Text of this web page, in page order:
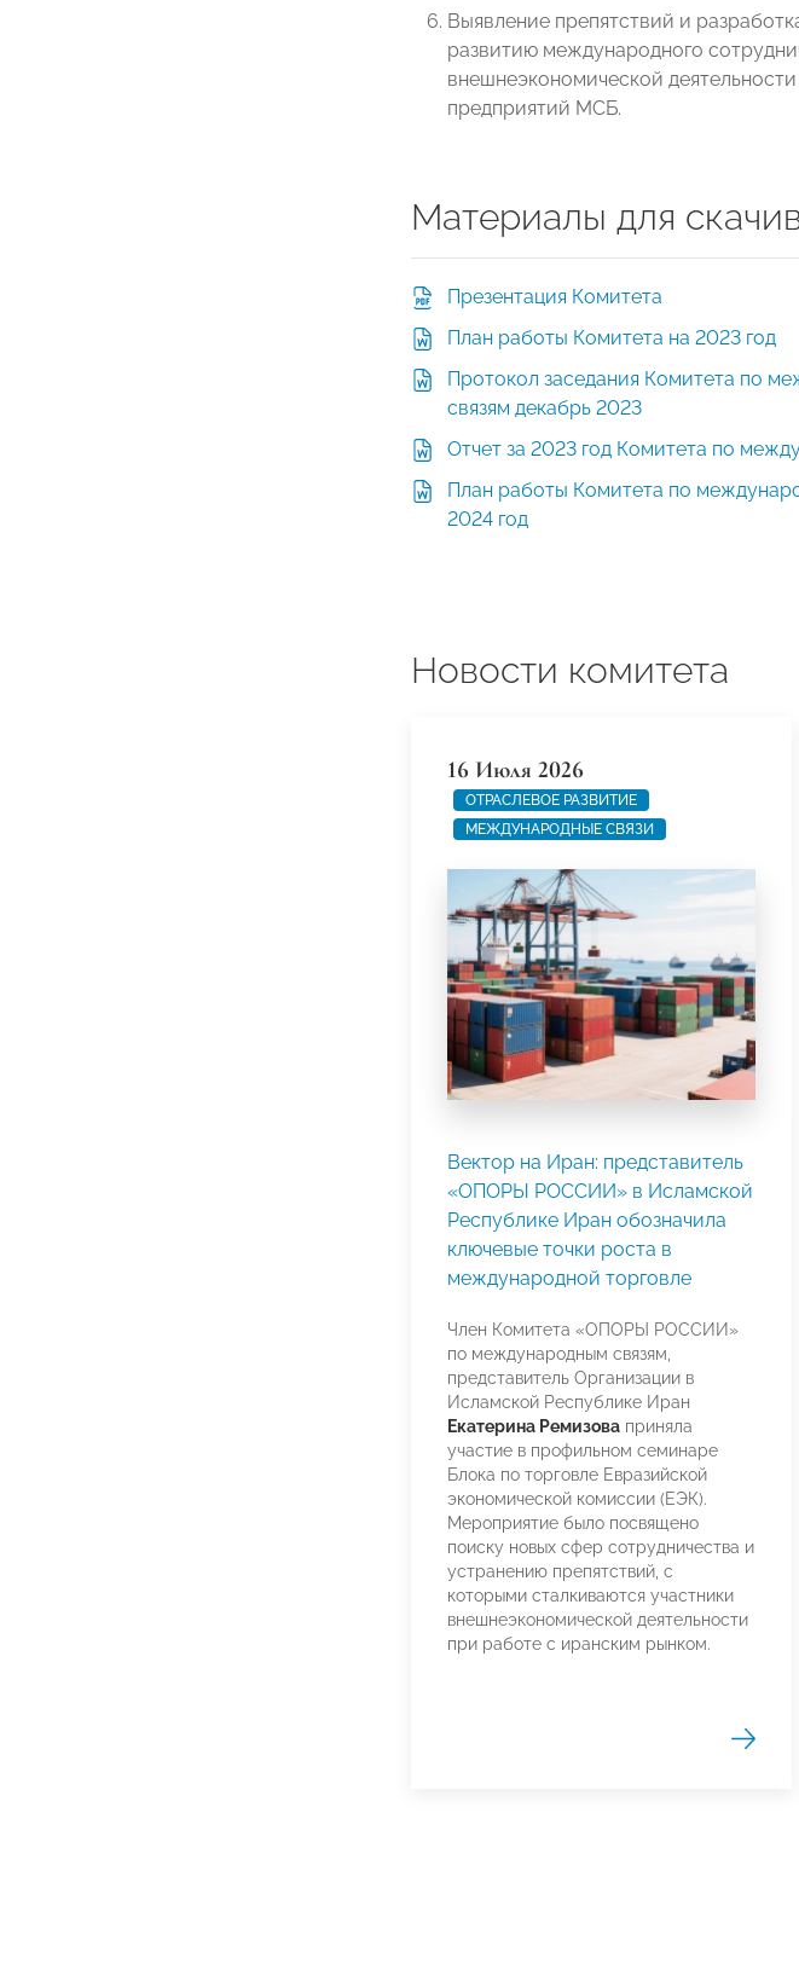
Выявление препятствий и
развитию международного
внешнеэкономической
предприятий МСБ.
Материалы для
Презентация Комитета
План работы Комитета на 2023 год
Протокол заседания Комитета по
связям декабрь 2023
Отчет за 2023 год Комитета по
План работы Комитета по
2024 год
Новости комитета
16 Июля 2026
ОТРАСЛЕВОЕ РАЗВИТИЕ
МЕЖДУНАРОДНЫЕ СВЯЗИ
Вектор на Иран: представитель
«ОПОРЫ РОССИИ» в Исламской
Республике Иран обозначила
ключевые точки роста в
международной торговле
Член Комитета «ОПОРЫ РОССИИ»
по международным связям,
представитель Организации в
Исламской Республике Иран
Екатерина Ремизова приняла
участие в профильном семинаре
Блока по торговле Евразийской
экономической комиссии (ЕЭК).
Мероприятие было посвящено
поиску новых сфер сотрудничества и
устранению препятствий, с
которыми сталкиваются участники
внешнеэкономической деятельности
при работе с иранским рынком.